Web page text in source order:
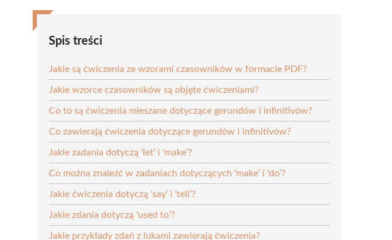
Spis treści
Jakie są ćwiczenia ze wzorami czasowników w formacie PDF?
Jakie wzorce czasowników są objęte ćwiczeniami?
Co to są ćwiczenia mieszane dotyczące gerundów i infinitivów?
Co zawierają ćwiczenia dotyczące gerundów i infinitivów?
Jakie zadania dotyczą 'let’ i 'make’?
Co można znaleźć w zadaniach dotyczących 'make’ i 'do’?
Jakie ćwiczenia dotyczą 'say’ i 'tell’?
Jakie zdania dotyczą 'used to’?
Jakie przykłady zdań z lukami zawierają ćwiczenia?